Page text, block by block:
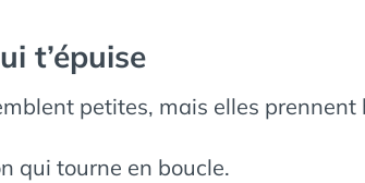
t’épuise
petites, mais elles prennent
qui tourne en boucle.